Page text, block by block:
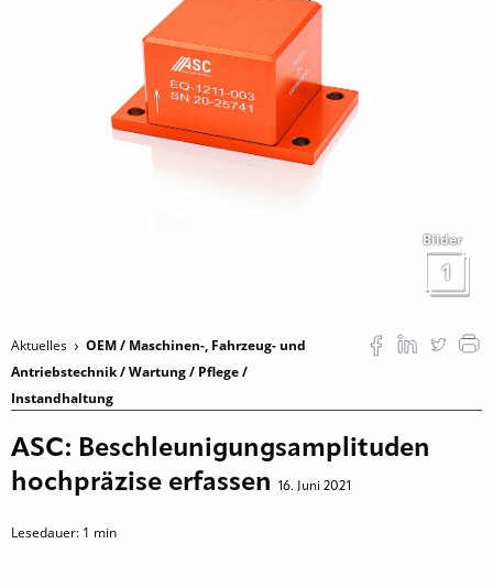
Bilder
1
Aktuelles
OEM / Maschinen-, Fahrzeug- und
Antriebstechnik / Wartung / Pflege /
Instandhaltung
ASC: Beschleunigungsamplituden
hochpräzise erfassen
16. Juni 2021
Lesedauer: 1 min